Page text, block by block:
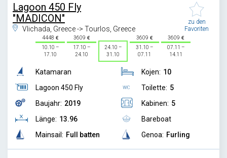
Lagoon 450 Fly
"MADICON"
Vlichada, Greece -> Tourlos, Greece
zu den
Favoriten
4448
10.10 –
17.10
3609
17.10 –
24.10
24.10 –
31.10
3609
31.10 –
07.11
3609
07.11 –
14.11
Katamaran
Lagoon 450 Fly
Baujahr: 2019
Länge: 13.96
Mainsail: Full batten
Kojen: 10
Toilette: 5
Kabinen: 5
Bareboat
Genoa: Furling